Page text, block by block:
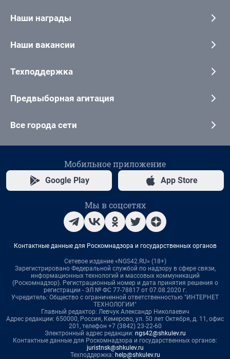
Наши награды
Наши вакансии
Техподдержка
Предвыборная агитация
Все города сети
Мобильное приложение
Google Play App Store
Мы в соцсетях
Контактные данные для Роскомнадзора и государственных органов
Сетевое издание «NGS42.RU» (18+)
Зарегистрировано Федеральной службой по надзору в сфере связи,
информационных технологий и массовых коммуникаций
(Роскомнадзор). Регистрационный номер и дата принятия решения о
регистрации - ЭЛ № ФС 77-78817 от 07.08.2020 г.
Учредитель: Общество с ограниченной ответственностью "ИНТЕРНЕТ
ТЕХНОЛОГИИ"
Главный редактор: Левчук Александр Николаевич
Адрес редакции: 650000, Россия, Кемерово, ул. 50 лет Октября, д. 11, офис
201, телефон +7 (3842) 23-22-60
Электронный адрес редакции: ngs42@shkulev.ru
Контактные данные для Роскомнадзора и государственных органов:
juristnsk@shkulev.ru
Техподдержка: help@shkulev.ru